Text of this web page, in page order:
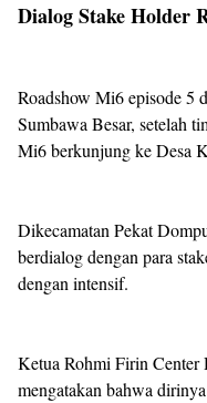
Dialog Stake Holder
Roadshow Mi6 episode 5
Sumbawa Besar, setelah
Mi6 berkunjung ke Desa
Dikecamatan Pekat
berdialog dengan para
dengan intensif.
Ketua Rohmi Firin
mengatakan bahwa